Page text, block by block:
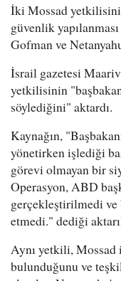
İki Mossad
güvenlik
Gofman ve
İsrail gazetesi
yetkilisinin
söylediğini" aktardı.
Kaynağın,
yönetirken işlediği
görevi olmayan bir
Operasyon, ABD
gerçekleştirilmedi ve
etmedi." dediği
Aynı yetkili,
bulunduğunu ve